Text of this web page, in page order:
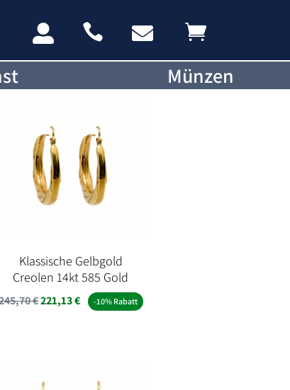
   
Münzen
Klassische Gelbgold
Creolen 14kt 585 Gold
€221,13€ -10% Rabatt